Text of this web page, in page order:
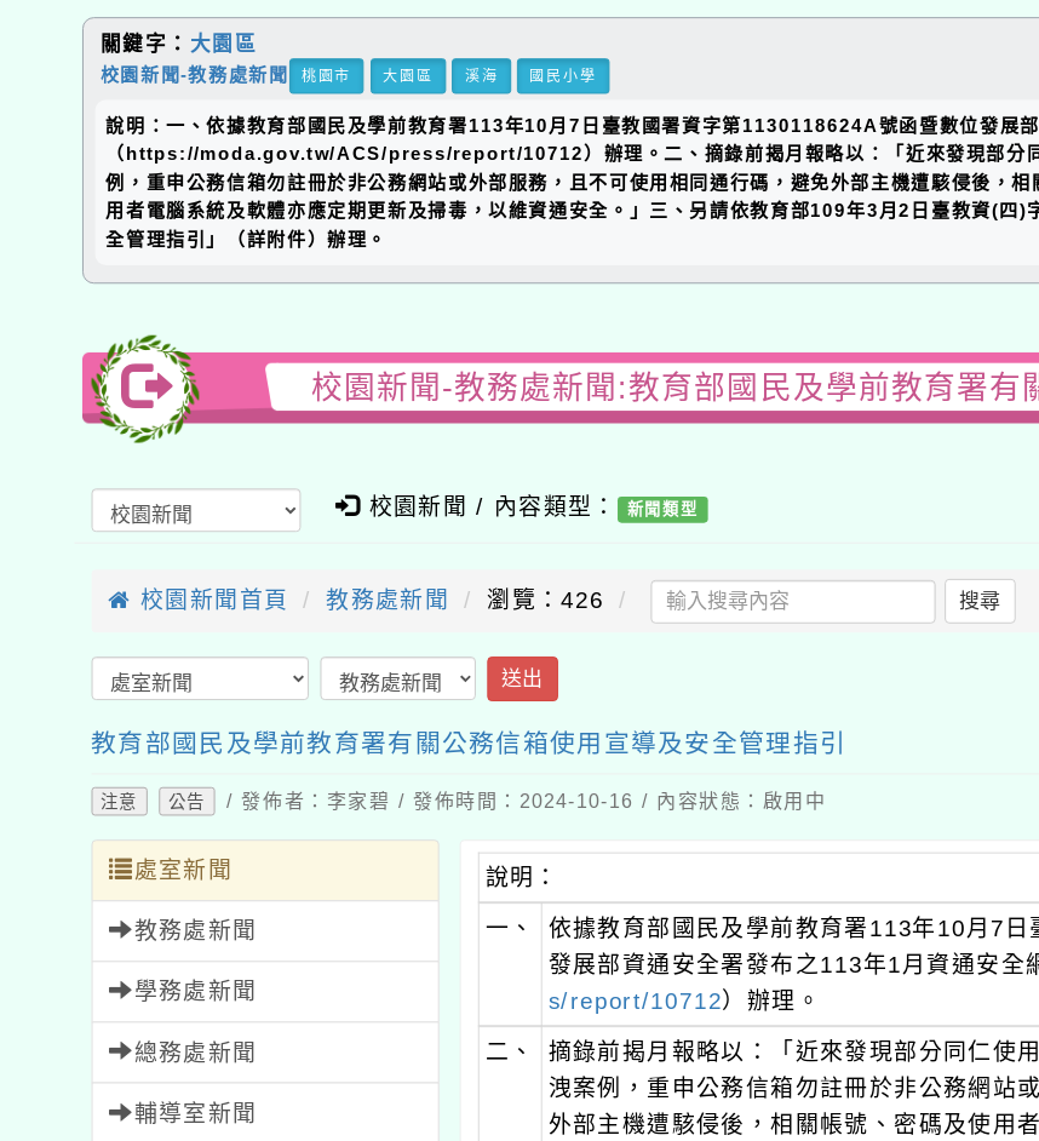
關鍵字： 大園區
校園新聞-教務處新聞 桃園市 大園區 溪海 國民小學
說明：一、依據教育部國民及學前教育署113年10月7日臺教國署資字第1130118624A號函暨數位發展
（https://moda.gov.tw/ACS/press/report/10712）辦理。二、摘錄前揭月報略以：「近來發現部分
例，重申公務信箱勿註冊於非公務網站或外部服務，且不可使用相同通行碼，避免外部主機遭駭侵後，
用者電腦系統及軟體亦應定期更新及掃毒，以維資通安全。」三、另請依教育部109年3月2日臺教資(四
全管理指引」（詳附件）辦理。
校園新聞-教務處新聞:教育部國民及學前教育署有
校園新聞 / 內容類型： 新聞類型
校園新聞首頁 教務處新聞 瀏覽：426 搜尋
送出
教育部國民及學前教育署有關公務信箱使用宣導及安全管理指引
注意 公告 / 發佈者：李家碧 / 發佈時間：2024-10-16 / 內容狀態：啟用中
處室新聞
教務處新聞
學務處新聞
總務處新聞
輔導室新聞
說明：
一、
依據教育部國民及學前教育署113年10月7
發展部資通安全署發布之113年1月資通安全
s/report/10712）辦理。
二、
摘錄前揭月報略以：「近來發現部分同仁使
洩案例，重申公務信箱勿註冊於非公務網站
外部主機遭駭侵後，相關帳號、密碼及使用